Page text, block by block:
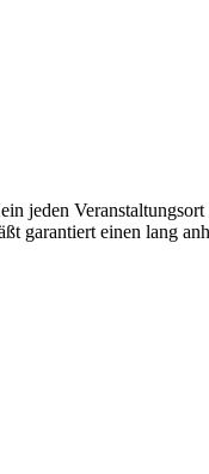
jeden
garantiert einen lang